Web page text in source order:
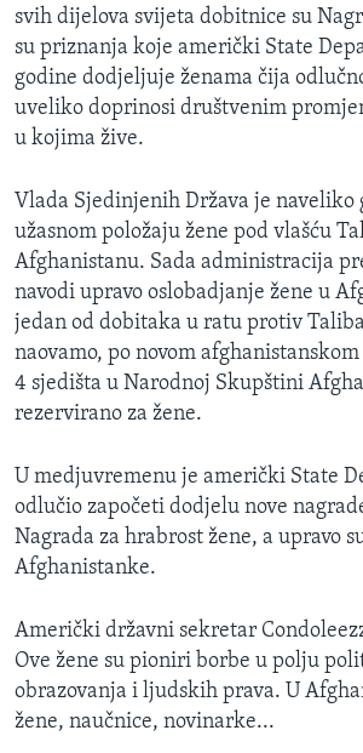
SLOBODA MEDIJA
ŽENSKA STRANA
IZBJEGLIČKA STRANA
MAGAZIN
O GLASU AMERIKE
Learning English
PRATITE NAS
svih dijelova svijeta dobitnice su
su priznanja koje američki State
godine dodjeljuje ženama čija
uveliko doprinosi društvenim
u kojima žive.
Vlada Sjedinjenih Država je naveliko
užasnom položaju žene pod vlašću
Afghanistanu. Sada administracija
navodi upravo oslobadjanje žene u
jedan od dobitaka u ratu protiv
naovamo, po novom
4 sjedišta u Narodnoj Skupštini
rezervirano za žene.
U medjuvremenu je američki State
odlučio započeti dodjelu nove
Nagrada za hrabrost žene, a upravo
Afghanistanke.
Američki državni sekretar
Ove žene su pioniri borbe u polju
obrazovanja i ljudskih prava. U
žene, naučnice, novinarke...